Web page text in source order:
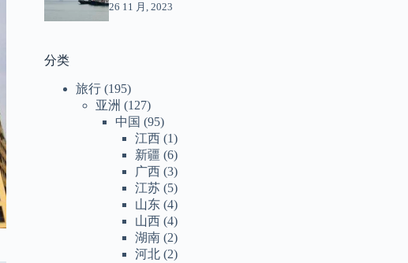
26 11 月, 2023
分类
旅行 (195)
亚洲 (127)
中国 (95)
江西 (1)
新疆 (6)
广西 (3)
江苏 (5)
山东 (4)
山西 (4)
湖南 (2)
河北 (2)